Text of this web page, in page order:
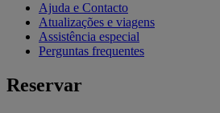
Ajuda e Contacto
Atualizações e viagens
Assistência especial
Perguntas frequentes
Reservar